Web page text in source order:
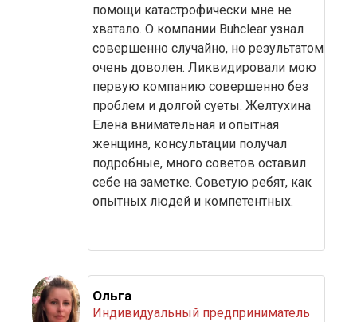
помощи катастрофически мне не
хватало. О компании Buhclear узнал
совершенно случайно, но результатом
очень доволен. Ликвидировали мою
первую компанию совершенно без
проблем и долгой суеты. Желтухина
Елена внимательная и опытная
женщина, консультации получал
подробные, много советов оставил
себе на заметке. Советую ребят, как
опытных людей и компетентных.
Ольга
Индивидуальный предприниматель